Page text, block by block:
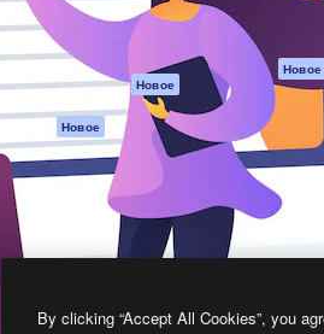
на основе ИИ
Стоковый контент
Claude/ChatGPT
Новое
Агенты Новое
API
Мобильное
приложение
Все инструменты
Magnific
Политика
Оригиналы
Новое
Политика файлов
Центр доверия
Партнеры
Предприятие
By clicking “Accept All Cookies”, you